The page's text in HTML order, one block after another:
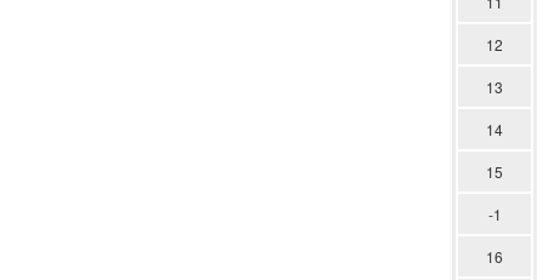
12
13
14
15
-1
16